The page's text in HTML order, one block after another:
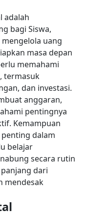
adalah
bagi Siswa,
uang
masa depan
memahami
termasuk
dan investasi.
anggaran,
pentingnya
Kemampuan
dalam
belajar
secara rutin
dari
mendesak